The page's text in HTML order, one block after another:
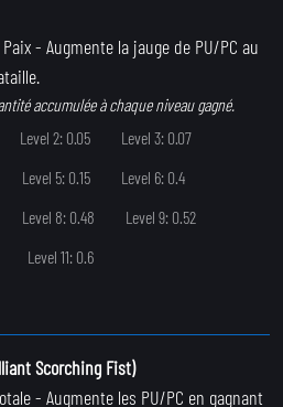
- Augmente la jauge de PU/PC au
accumulée à chaque niveau gagné.
Level 2: 0.05
Level 3: 0.07
Level 5: 0.15
Level 6: 0.4
Level 8: 0.48
Level 9: 0.52
Level 11: 0.6
Scorching Fist)
- Augmente les PU/PC en gagnant